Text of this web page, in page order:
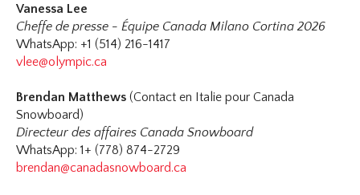
Vanessa Lee
Cheffe de presse - Équipe Canada Milano Cortina 2026
WhatsApp: +1 (514) 216-1417
vlee@olympic.ca
Brendan Matthews(Contact en Italie pour Canada
Snowboard)
Directeur des affaires Canada Snowboard
WhatsApp: 1+ (778) 874-2729
brendan@canadasnowboard.ca